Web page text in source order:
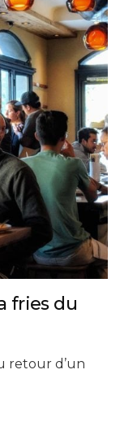
fries du
retour d’un